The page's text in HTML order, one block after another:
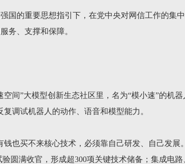
国的重要思想指引下，在党中央对网信工作的集
务、支撑和保障。
空间”大模型创新生态社区里，名为“模小速”的机
调试机器人的动作、语音和模型能力。
钱也买不来核心技术，必须靠自己研发、自己发
圆满收官，形成超300项关键技术储备；集成电